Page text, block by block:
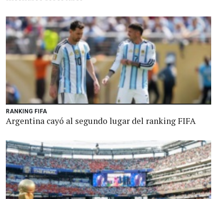
RANKING FIFA
Argentina cayó al segundo lugar del ranking FIFA